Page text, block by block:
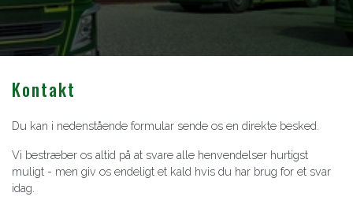
Kontakt
Du kan i nedenstående formular sende os en direkte besked.
Vi bestræber os altid på at svare alle henvendelser hurtigst
muligt - men giv os endeligt et kald hvis du har brug for et svar
idag.